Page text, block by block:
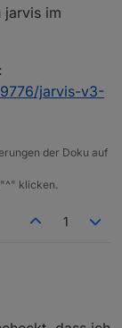
jarvis im
jarvis-v3-
der Doku auf
"^" klicken.
1
im Einsatz?